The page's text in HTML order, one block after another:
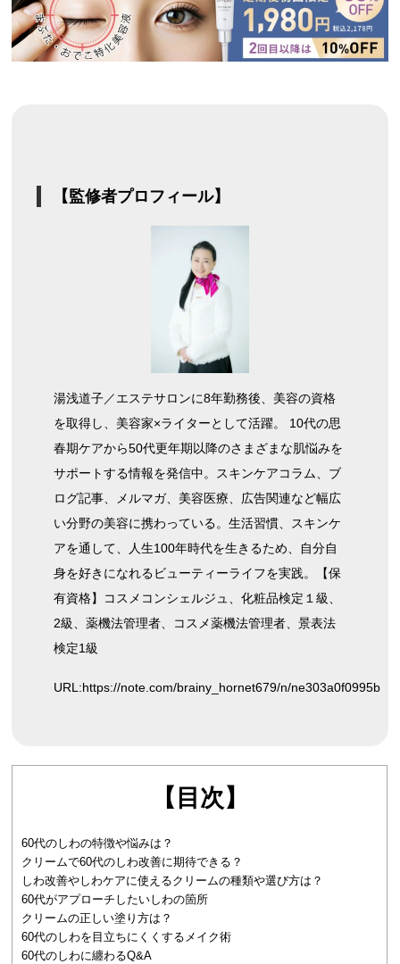
【監修者プロフィール】
湯浅道子／エステサロンに8年勤務後、美容の資格
を取得し、美容家×ライターとして活躍。 10代の思
春期ケアから50代更年期以降のさまざまな肌悩みを
サポートする情報を発信中。スキンケアコラム、ブ
ログ記事、メルマガ、美容医療、広告関連など幅広
い分野の美容に携わっている。生活習慣、スキンケ
アを通して、人生100年時代を生きるため、自分自
身を好きになれるビューティーライフを実践。【保
有資格】コスメコンシェルジュ、化粧品検定１級、
2級、薬機法管理者、コスメ薬機法管理者、景表法
検定1級
URL:https://note.com/brainy_hornet679/n/ne303a0f0995b
【目次】
60代のしわの特徴や悩みは？
クリームで60代のしわ改善に期待できる？
しわ改善やしわケアに使えるクリームの種類や選び方は？
60代がアプローチしたいしわの箇所
クリームの正しい塗り方は？
60代のしわを目立ちにくくするメイク術
60代のしわに纏わるQ&A